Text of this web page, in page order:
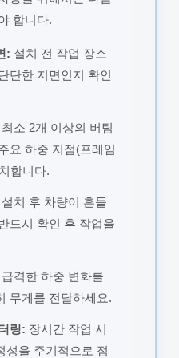
합니다.
: 설치 전 작업 장소
단한 지면인지 확인
최소 2개 이상의 버팀
요 하중 지점(프레임
합니다.
설치 후 차량이 흔들
드시 확인 후 작업을
급격한 하중 변화를
무게를 전달하세요.
링: 장시간 작업 시
성을 주기적으로 점